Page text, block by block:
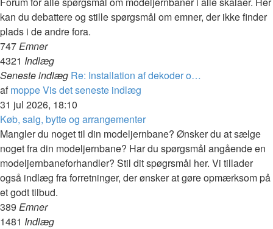
kan du debattere og stille spørgsmål om emner, der ikke finder
plads i de andre fora.
747Emner
4321 Indlæg
Seneste indlæg Re: Installation af dekoder o…
afmoppeVis det seneste indlæg
31 jul 2026, 18:10
Køb, salg, bytte og arrangementer
Mangler du noget til din modeljernbane? Ønsker du at sælge
noget fra din modeljernbane? Har du spørgsmål angående en
modeljernbaneforhandler? Stil dit spøgrsmål her. Vi tillader
også indlæg fra forretninger, der ønsker at gøre opmærksom på
et godt tilbud.
389 Emner
1481 Indlæg